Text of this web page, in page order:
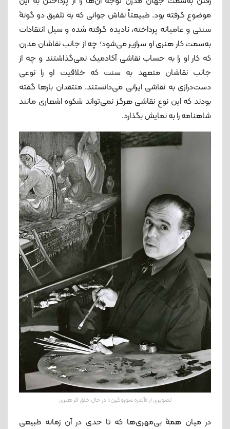
موضوع گرفته بود. طبیعتاً نقاش جوانی که به تلفیق دو گونۀ
سنتی و عامیانه پرداخته، نادیده گرفته شده و سیل انتقادات
به‌سمت کار هنری او سرازیر می‌شود؛ چه از جانب نقاشان مدرن
که کار او را به حساب نقاشی آکادمیک نمی‌گذاشتند و چه از
جانب نقاشان متعهد به سنت که خلاقیت او را نوعی
دست‌درازی به نقاشی ایرانی می‌دانستند. منتقدان بارها گفته
بودند که این نوع نقاشی هرگز نمی‌تواند شکوه اشعاری مانند
شاهنامه را به نمایش بگذارد.
تصویری از «آندره سوروگین» در حال خلق اثر هنری
در میان همۀ بی‌مهری‌ها که تا حدی در آن زمانه طبیعی